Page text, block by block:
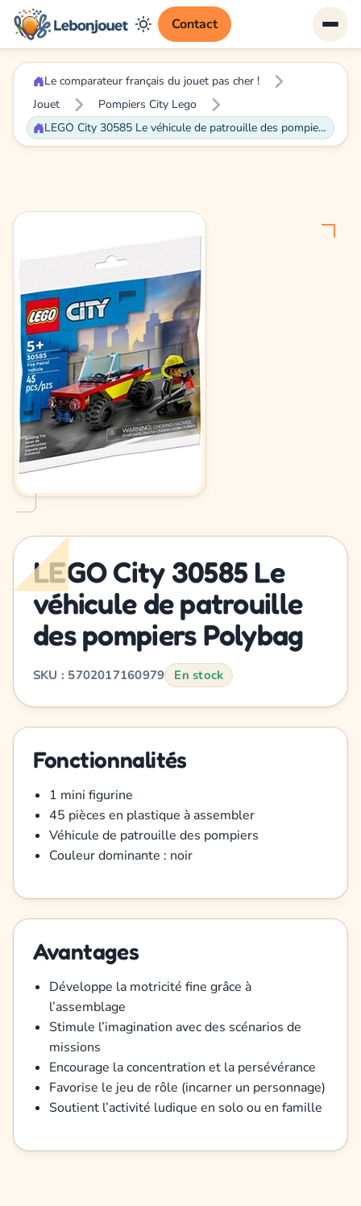
Contact
Le comparateur français du jouet pas cher !
Jouet
Pompiers City Lego
LEGO City 30585 Le véhicule de patrouille des pompiers Polybag
LEGO City 30585 Le
véhicule de patrouille
des pompiers Polybag
SKU : 5702017160979 En stock
Fonctionnalités
1 mini figurine
45 pièces en plastique à assembler
Véhicule de patrouille des pompiers
Couleur dominante : noir
Avantages
Développe la motricité fine grâce à
l’assemblage
Stimule l’imagination avec des scénarios de
missions
Encourage la concentration et la persévérance
Favorise le jeu de rôle (incarner un personnage)
Soutient l’activité ludique en solo ou en famille